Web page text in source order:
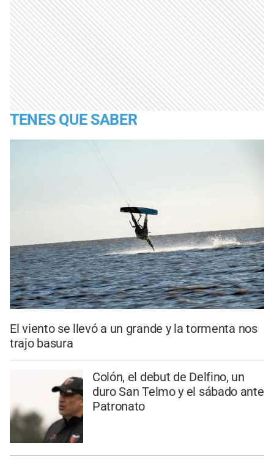
TENES QUE SABER
El viento se llevó a un grande y la tormenta nos
trajo basura
Colón, el debut de Delfino, un
duro San Telmo y el sábado ante
Patronato